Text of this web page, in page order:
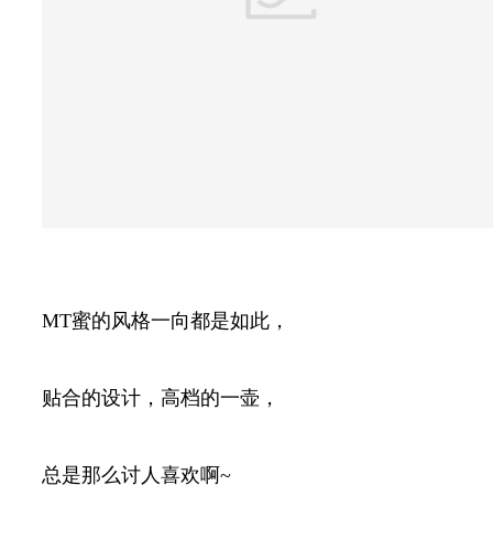
MT蜜的风格一向都是如此，
贴合的设计，高档的一壶，
总是那么讨人喜欢啊~